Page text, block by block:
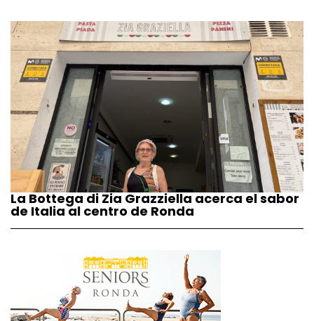
La Bottega di Zia Grazziella acerca el sabor
de Italia al centro de Ronda